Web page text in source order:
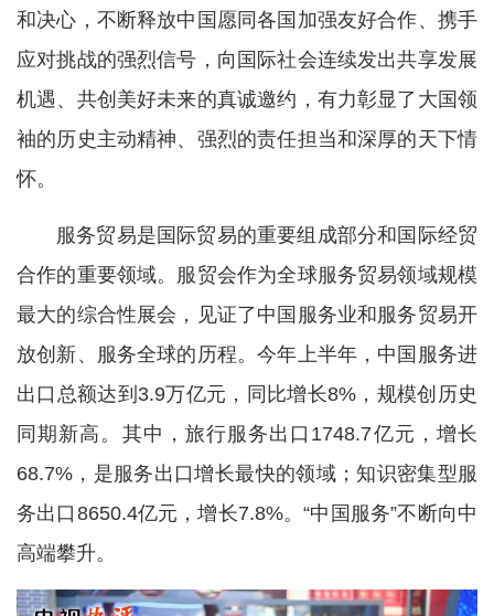
和决心，不断释放中国愿同各国加强友好合作、携手
应对挑战的强烈信号，向国际社会连续发出共享发展
机遇、共创美好未来的真诚邀约，有力彰显了大国领
袖的历史主动精神、强烈的责任担当和深厚的天下情
怀。
服务贸易是国际贸易的重要组成部分和国际经贸
合作的重要领域。服贸会作为全球服务贸易领域规模
最大的综合性展会，见证了中国服务业和服务贸易开
放创新、服务全球的历程。今年上半年，中国服务进
出口总额达到3.9万亿元，同比增长8%，规模创历史
同期新高。其中，旅行服务出口1748.7亿元，增长
68.7%，是服务出口增长最快的领域；知识密集型服
务出口8650.4亿元，增长7.8%。“中国服务”不断向中
高端攀升。